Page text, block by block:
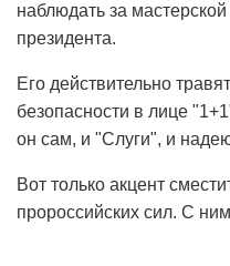
наблюдать за
президента.
Его действительно
безопасности в лице
он сам, и "Слуги", и
Вот только акцент
пророссийских сил. С